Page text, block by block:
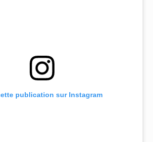
publication sur Instagram